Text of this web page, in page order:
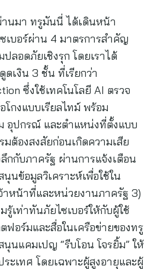
นมา ทรูมันนี่ ได้เดินหน้า
เบอร์ผ่าน 4 มาตรการสำคัญ
ลอดภัยเชิงรุก โดยเราได้
เงิน 3 ชั้น ที่เรียกว่า
ซึ่งใช้เทคโนโลยี AI ตรวจ
กงแบบเรียลไทม์ พร้อม
อุปกรณ์ และตำแหน่งที่ตั้งแบบ
มต้องสงสัยก่อนเกิดความเสีย
กกับภาครัฐ ผ่านการแจ้งเตือน
นข้อมูลวิเคราะห์เพื่อใช้ใน
าหน้าที่และหน่วยงานภาครัฐ 3)
รู้เท่าทันภัยไซเบอร์ให้กับผู้ใช้
อร์มและสื่อในเครือข่ายของทรู
นแคมเปญ “รีบโอน โจรยิ้ม” ให้
ะเทศ โดยเฉพาะผู้สูงอายุและผู้